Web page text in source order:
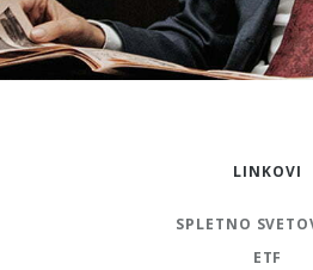
LINKOVI
SPLETNO
ETF